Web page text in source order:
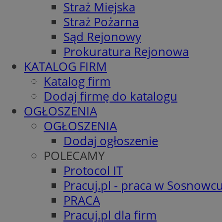
Straż Miejska
Straż Pożarna
Sąd Rejonowy
Prokuratura Rejonowa
KATALOG FIRM
Katalog firm
Dodaj firmę do katalogu
OGŁOSZENIA
OGŁOSZENIA
Dodaj ogłoszenie
POLECAMY
Protocol IT
Pracuj.pl - praca w
PRACA
Pracuj.pl dla firm